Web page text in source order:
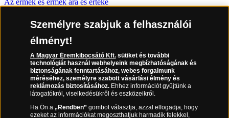
Az érmék és érmek ára és értéke
Gyakran ismételt kérdések
Adatkezelés
06 80 888 889
(díjmentesen hívható hétfőtől csütörtökig 9.00 és 17.00 óra között,
péntekenként 9.00 és 15.00 óra között)
Személyre szabjuk a felhasználói
élményt!
A Magyar Éremkibocsátó Kft.sütiket és további
technológiát használ webhelyeink megbízhatóságának és
biztonságának fenntartásához, webes forgalmunk
méréséhez, személyre szabott vásárlási élmény és
reklámozás biztosításához.Ehhez információt gyűjtünk a
látogatókról, viselkedésükről és eszközeikről.
Ha Ön a „Rendben”gombot választja, azzal elfogadja, hogy
ezeket az információkat megoszthatjuk harmadik felekkel,